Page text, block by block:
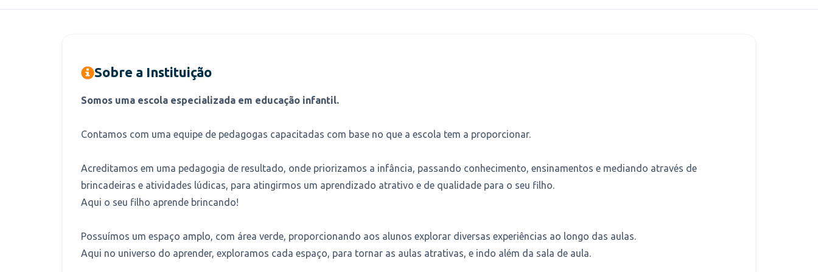
Sobre a Instituição
Somos uma escola especializada em educação infantil.
Contamos com uma equipe de pedagogas capacitadas com base no que a escola tem a proporcionar.
Acreditamos em uma pedagogia de resultado, onde priorizamos a infância, passando conhecimento, ensinamentos e mediando através de
brincadeiras e atividades lúdicas, para atingirmos um aprendizado atrativo e de qualidade para o seu filho.
Aqui o seu filho aprende brincando!
Possuímos um espaço amplo, com área verde, proporcionando aos alunos explorar diversas experiências ao longo das aulas.
Aqui no universo do aprender, exploramos cada espaço, para tornar as aulas atrativas, e indo além da sala de aula.